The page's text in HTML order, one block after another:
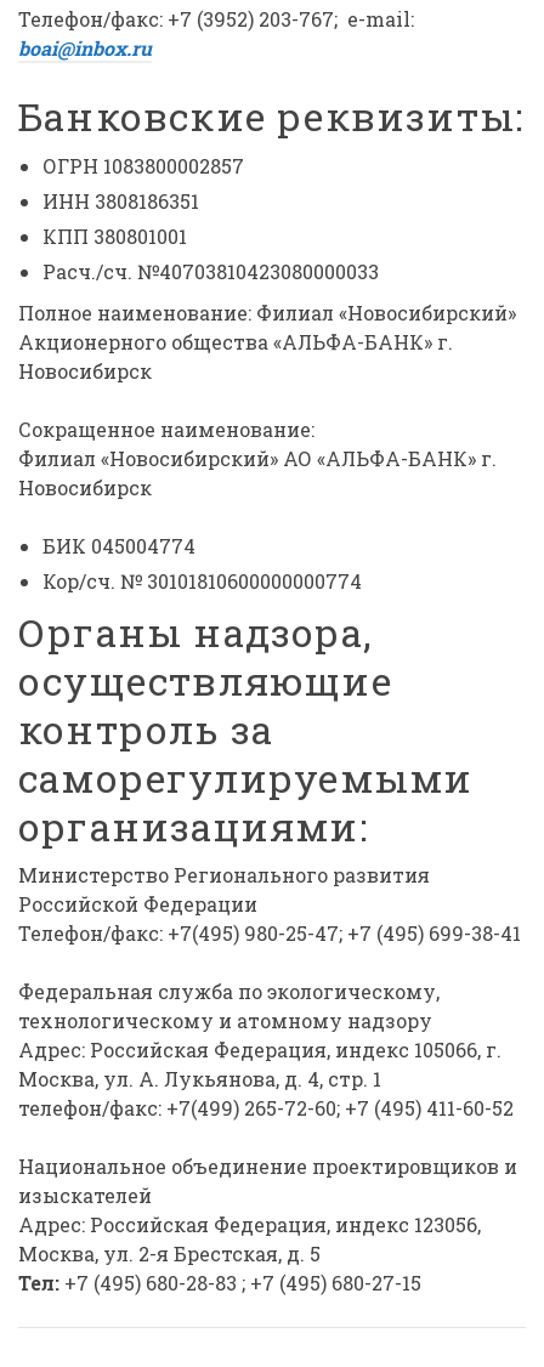
Телефон/факс: +7 (3952) 203-767; e-mail:
boai@inbox.ru
Банковские реквизиты:
ОГРН 1083800002857
ИНН 3808186351
КПП 380801001
Расч./сч. №40703810423080000033
Полное наименование: Филиал «Новосибирский»
Акционерного общества «АЛЬФА-БАНК» г.
Новосибирск
Сокращенное наименование:
Филиал «Новосибирский» АО «АЛЬФА-БАНК» г.
Новосибирск
БИК 045004774
Кор/сч. № 30101810600000000774
Органы надзора,
осуществляющие
контроль за
саморегулируемыми
организациями:
Министерство Регионального развития
Российской Федерации
Телефон/факс: +7(495) 980-25-47; +7 (495) 699-38-41
Федеральная служба по экологическому,
технологическому и атомному надзору
Адрес: Российская Федерация, индекс 105066, г.
Москва, ул. А. Лукьянова, д. 4, стр. 1
телефон/факс: +7(499) 265-72-60; +7 (495) 411-60-52
Национальное объединение проектировщиков и
изыскателей
Адрес: Российская Федерация, индекс 123056,
Москва, ул. 2-я Брестская, д. 5
Тел: +7 (495) 680-28-83 ; +7 (495) 680-27-15